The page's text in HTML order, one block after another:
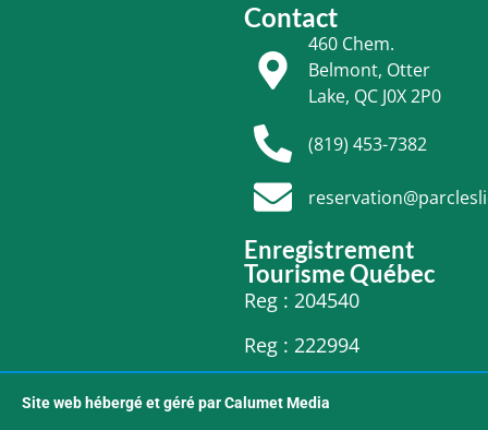
Contact
460 Chem.
Belmont, Otter
Lake, QC J0X 2P0
(819) 453-7382
Enregistrement
Tourisme Québec
Reg : 204540
Reg : 222994
Site web hébergé et géré par Calumet Media